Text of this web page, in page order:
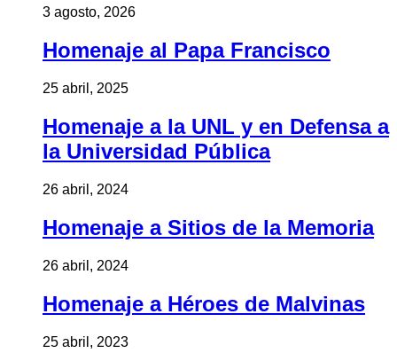
3 agosto, 2026
Homenaje al Papa Francisco
25 abril, 2025
Homenaje a la UNL y en Defensa a
la Universidad Pública
26 abril, 2024
Homenaje a Sitios de la Memoria
26 abril, 2024
Homenaje a Héroes de Malvinas
25 abril, 2023